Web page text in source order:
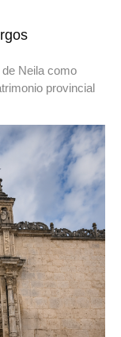
Neila como
provincial